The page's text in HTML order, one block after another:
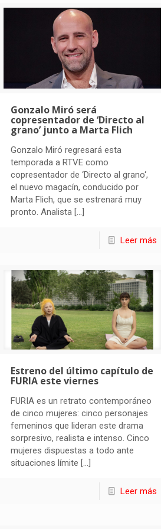
Gonzalo Miró será
copresentador de ‘Directo al
grano’ junto a Marta Flich
Gonzalo Miró regresará esta
temporada a RTVE como
copresentador de ‘Directo al grano‘,
el nuevo magacín, conducido por
Marta Flich, que se estrenará muy
pronto. Analista […]
Leer más
Estreno del último capítulo de
FURIA este viernes
FURIA es un retrato contemporáneo
de cinco mujeres: cinco personajes
femeninos que lideran este drama
sorpresivo, realista e intenso. Cinco
mujeres dispuestas a todo ante
situaciones límite […]
Leer más